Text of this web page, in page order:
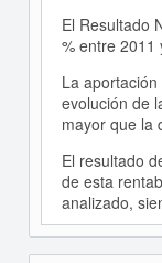
El Resultado
% entre 2011
La
evolución de
mayor que la
El resultado
de esta
analizado,